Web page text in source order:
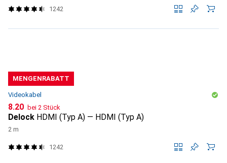
1242
MENGENRABATT
Videokabel
CHF
8.20 bei 2 Stück
Delock HDMI (Typ A) — HDMI (Typ A)
2 m
1242